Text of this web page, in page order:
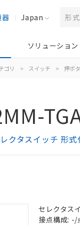
器 Japan
ソリューション
ゴリ > スイッチ > 押ボ
クタスイッチ 形式
セレクタス
接点構成: -/